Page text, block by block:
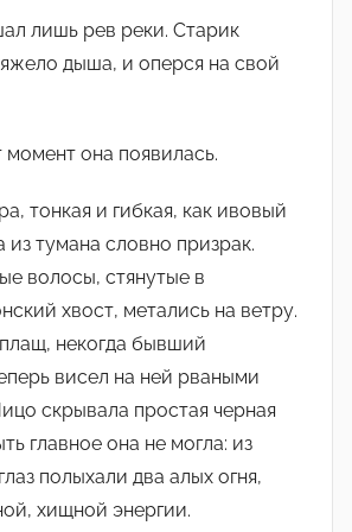
лишь рев реки. Старик
дыша, и оперся на свой
она появилась.
тонкая и гибкая, как ивовый
из тумана словно призрак.
волосы, стянутые в
хвост, метались на ветру.
некогда бывший
висел на ней рваными
скрывала простая черная
главное она не могла: из
полыхали два алых огня,
хищной энергии.